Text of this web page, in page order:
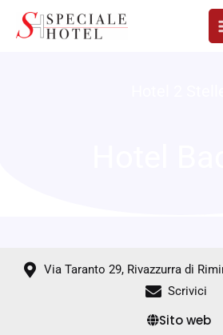
Via Taranto 29, Rivazzurra di
Scrivici
Sito web